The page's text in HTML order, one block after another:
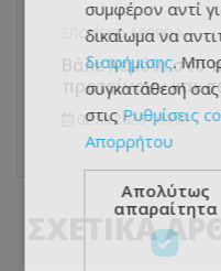
ΕΠΌΜΕΝΟ ΆΡΘΡΟ
Βάλε λεμόνι στο
προτείνουν και
02.06.2025 - 09:07
ΣΧΕΤΙΚΑ
συμφέρον αντί
δικαίωμα να
διαφήμισης.
συγκατάθεσή
στις Ρυθμίσεις
Απορρήτου
Απολύτως
απαραίτητα